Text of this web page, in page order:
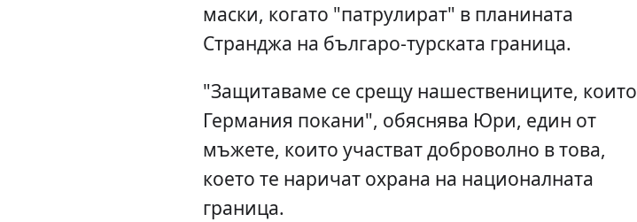
маски, когато "патрулират" в планината
Странджа на българо-турската граница.
"Защитаваме се срещу нашествениците, които
Германия покани", обяснява Юри, един от
мъжете, които участват доброволно в това,
което те наричат охрана на националната
граница.